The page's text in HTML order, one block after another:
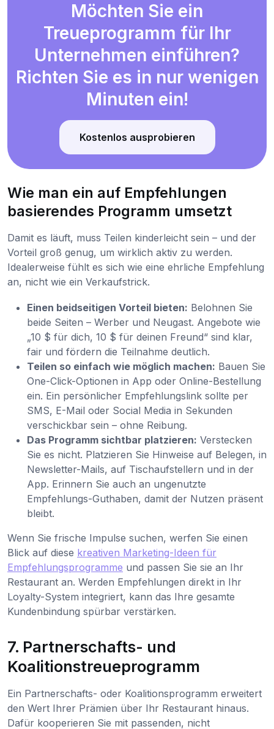
Möchten Sie ein
Treueprogramm für Ihr
Unternehmen einführen?
Richten Sie es in nur wenigen
Minuten ein!
Kostenlos ausprobieren
Wie man ein auf Empfehlungen
basierendes Programm umsetzt
Damit es läuft, muss Teilen kinderleicht sein – und der
Vorteil groß genug, um wirklich aktiv zu werden.
Idealerweise fühlt es sich wie eine ehrliche Empfehlung
an, nicht wie ein Verkaufstrick.
Einen beidseitigen Vorteil bieten: Belohnen Sie
beide Seiten – Werber und Neugast. Angebote wie
„10 $ für dich, 10 $ für deinen Freund“ sind klar,
fair und fördern die Teilnahme deutlich.
Teilen so einfach wie möglich machen: Bauen Sie
One-Click-Optionen in App oder Online-Bestellung
ein. Ein persönlicher Empfehlungslink sollte per
SMS, E-Mail oder Social Media in Sekunden
verschickbar sein – ohne Reibung.
Das Programm sichtbar platzieren: Verstecken
Sie es nicht. Platzieren Sie Hinweise auf Belegen, in
Newsletter-Mails, auf Tischaufstellern und in der
App. Erinnern Sie auch an ungenutzte
Empfehlungs-Guthaben, damit der Nutzen präsent
bleibt.
Wenn Sie frische Impulse suchen, werfen Sie einen
Blick auf diese kreativen Marketing-Ideen für
Empfehlungsprogramme und passen Sie sie an Ihr
Restaurant an. Werden Empfehlungen direkt in Ihr
Loyalty-System integriert, kann das Ihre gesamte
Kundenbindung spürbar verstärken.
7. Partnerschafts- und
Koalitionstreueprogramm
Ein Partnerschafts- oder Koalitionsprogramm erweitert
den Wert Ihrer Prämien über Ihr Restaurant hinaus.
Dafür kooperieren Sie mit passenden, nicht